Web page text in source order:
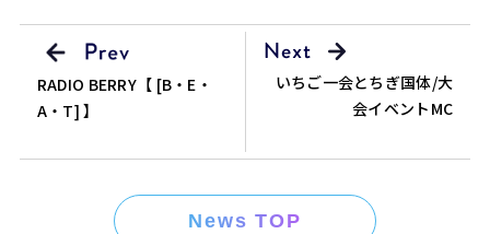
RADIO BERRY【 [B・E・
A・T] 】
いちご一会とちぎ国体/大
会イベントMC
News TOP